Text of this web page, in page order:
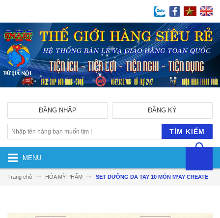
ĐĂNG KÝ
ĐĂNG NHẬP
TÌM KIẾM
MENU
Trang chủ HÓA MỸ PHẨM SET DƯỠNG DA TAY 10 MÓN M’AY CREATE